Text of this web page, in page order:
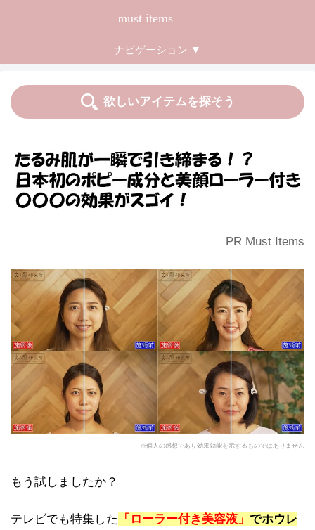
ナビゲーション ▼
特集記事
運営者情報
欲しいアイテムを探そう
おすすめ度
価格
キャンペーン
こだわり
PR Must Items
※個人の感想であり効果効能を示するものではありません
もう試しましたか？
テレビでも特集した 「ローラー付き美容液」 でホウレ